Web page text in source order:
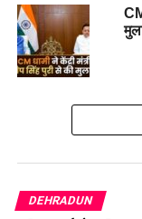
उन्होंने जौनसार बावर
याद करते हुए कहा कि
सिपाही के रूप में देश की
“उनका त्याग हम सभी के
DEHRADUN